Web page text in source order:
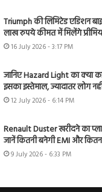
Triumph की लिमिटेड एडिशन
लाख रुपये कीमत में मिलेंगे
16 July 2026 - 3:17 PM
जानिए Hazard Light का
इसका इस्तेमाल, ज्यादातर लोग
12 July 2026 - 6:14 PM
Renault Duster खरीदने का
जानें कितनी बनेगी EMI और
9 July 2026 - 6:33 PM